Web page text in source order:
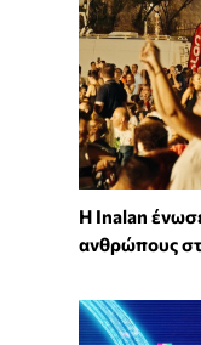
Η Inalan
ανθρώπους